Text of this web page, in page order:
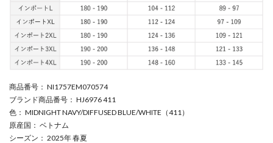
商品番号 ： NI1757EM070574
ブランド商品番号 ： HJ6976 411
色 ： MIDNIGHT NAVY/DIFFUSED BLUE/WHITE（411）
原産国 ： ベトナム
シーズン ： 2025年 春夏